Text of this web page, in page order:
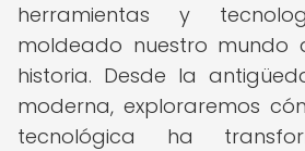
herramientas y
moldeado nuestro
historia. Desde la
moderna, exploraremos
tecnológica ha